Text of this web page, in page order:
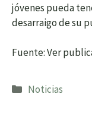
jóvenes pueda
desarraigo de su
Fuente: Ver
Categorías
Noticias